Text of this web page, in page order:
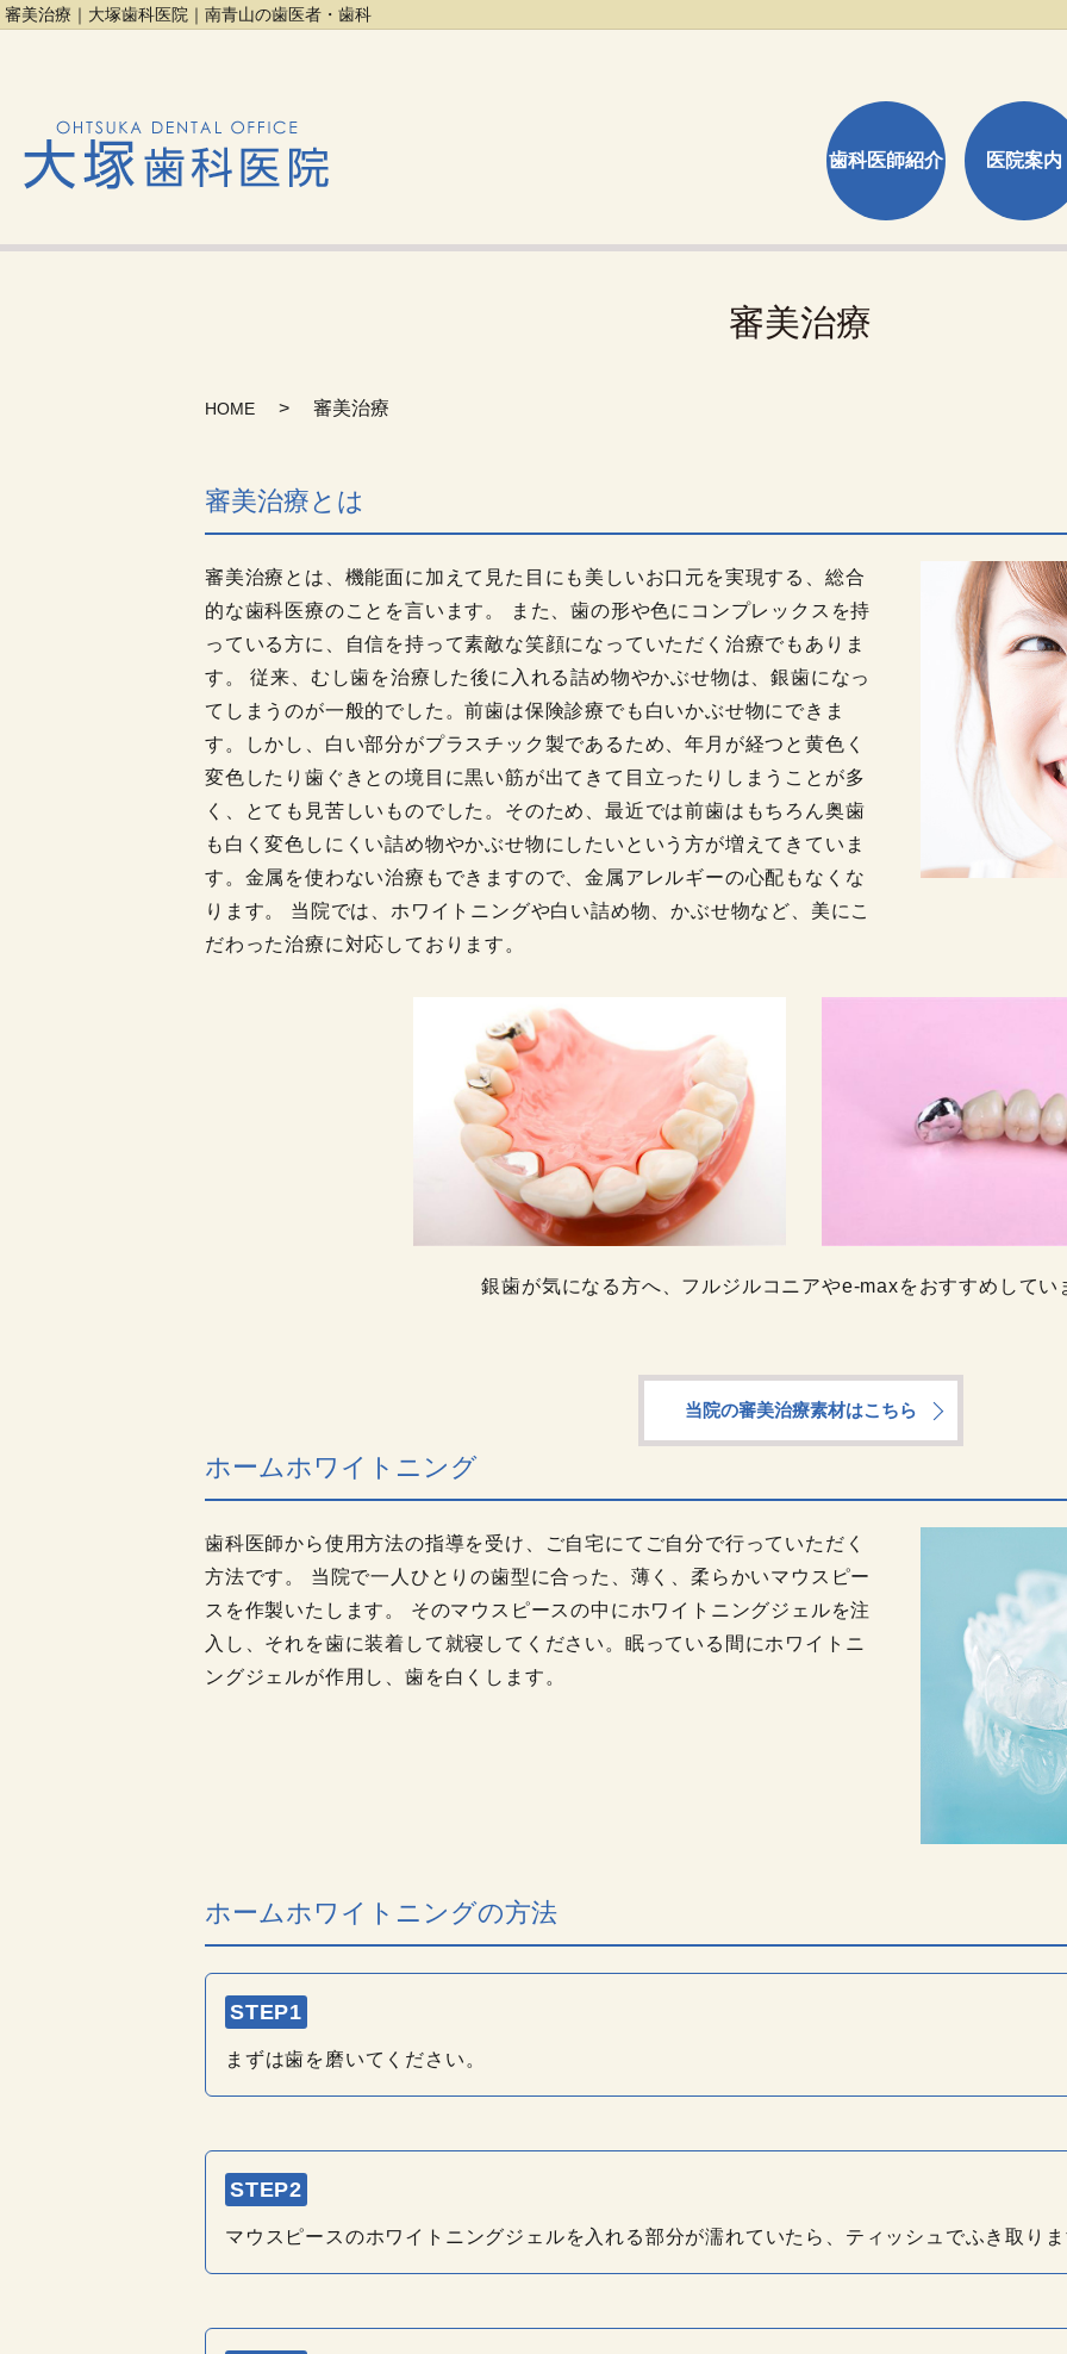
審美治療｜大塚歯科医院｜南青山の歯医者・歯科
歯科医師紹介 医院案内
審美治療
HOME 審美治療
審美治療とは
審美治療とは、機能面に加えて見た目にも美しいお口元を実現する、総合
的な歯科医療のことを言います。 また、歯の形や色にコンプレックスを持
っている方に、自信を持って素敵な笑顔になっていただく治療でもありま
す。 従来、むし歯を治療した後に入れる詰め物やかぶせ物は、銀歯になっ
てしまうのが一般的でした。前歯は保険診療でも白いかぶせ物にできま
す。しかし、白い部分がプラスチック製であるため、年月が経つと黄色く
変色したり歯ぐきとの境目に黒い筋が出てきて目立ったりしまうことが多
く、とても見苦しいものでした。そのため、最近では前歯はもちろん奥歯
も白く変色しにくい詰め物やかぶせ物にしたいという方が増えてきていま
す。金属を使わない治療もできますので、金属アレルギーの心配もなくな
ります。 当院では、ホワイトニングや白い詰め物、かぶせ物など、美にこ
だわった治療に対応しております。
銀歯が気になる方へ、フルジルコニアやe-maxをおすすめしてい
当院の審美治療素材はこちら
ホームホワイトニング
歯科医師から使用方法の指導を受け、ご自宅にてご自分で行っていただく
方法です。 当院で一人ひとりの歯型に合った、薄く、柔らかいマウスピー
スを作製いたします。 そのマウスピースの中にホワイトニングジェルを注
入し、それを歯に装着して就寝してください。眠っている間にホワイトニ
ングジェルが作用し、歯を白くします。
ホームホワイトニングの方法
STEP1
まずは歯を磨いてください。
STEP2
マウスピースのホワイトニングジェルを入れる部分が濡れていたら、ティッシュでふき取り